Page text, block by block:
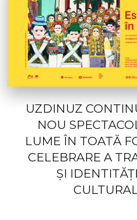
UZDINUZ
NOU
LUME ÎN TOATĂ
CELEBRARE A
ȘI